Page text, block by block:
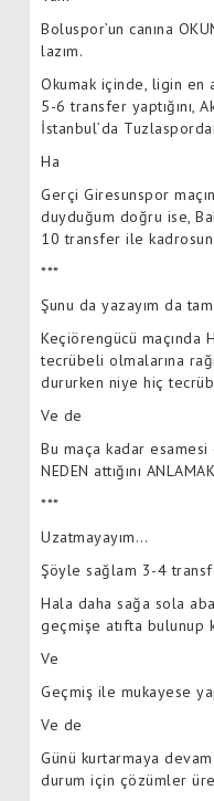
Boluspor’un canına
lazım.
Okumak içinde, ligin en
5-6 transfer yaptığını,
İstanbul’da
Ha
Gerçi Giresunspor
duyduğum doğru ise,
10 transfer ile
***
Şunu da yazayım da
Keçiörengücü maçında
tecrübeli olmalarına
dururken niye hiç
Ve de
Bu maça kadar esamesi
NEDEN attığını
***
Uzatmayayım…
Şöyle sağlam 3-4
Hala daha sağa sola
geçmişe atıfta bulunup
Ve
Geçmiş ile mukayese
Ve de
Günü kurtarmaya
durum için çözümler